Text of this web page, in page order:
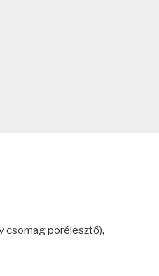
csomag porélesztő),